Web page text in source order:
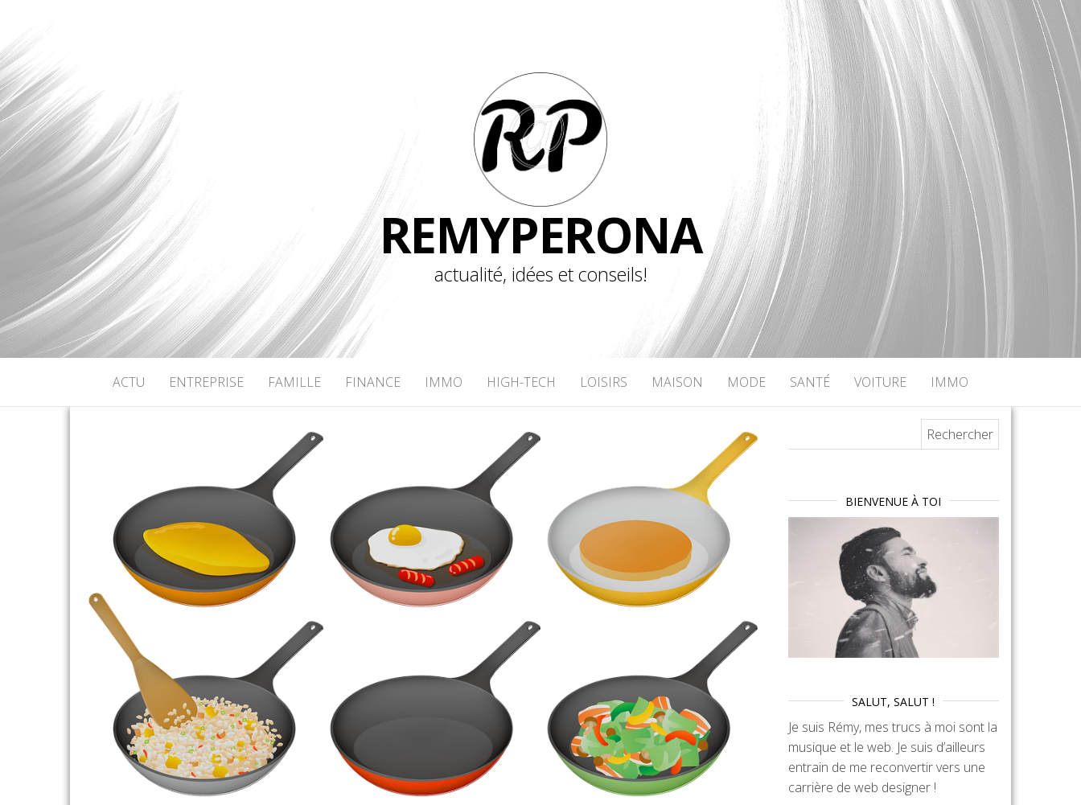
REMYPERONA
actualité, idées et conseils!
ACTU ENTREPRISE FAMILLE FINANCE IMMO HIGH-TECH LOISIRS MAISON MODE SANTÉ VOITURE IMMO
BIENVENUE À TOI
SALUT, SALUT !
Je suis Rémy, mes trucs à moi sont la
musique et le web. Je suis d’ailleurs
entrain de me reconvertir vers une
carrière de web designer !